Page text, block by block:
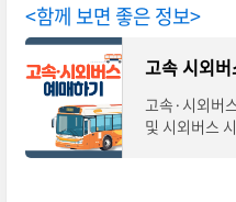
<함께 보면 좋은 정보>
고속·시외버
및 시외버스